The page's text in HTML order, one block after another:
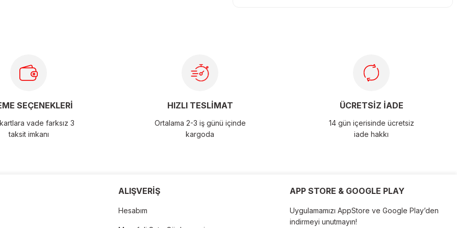
SEÇENEKLERİ
vade farksız 3
taksit imkanı
HIZLI TESLİMAT
Ortalama 2-3 iş günü içinde
kargoda
ÜCRETSİZ İADE
14 gün içerisinde ücretsiz
iade hakkı
ALIŞVERİŞ
Hesabım
APP STORE & GOOGLE PLAY
Uygulamamızı AppStore ve Google Play’den
indirmeyi unutmayın!